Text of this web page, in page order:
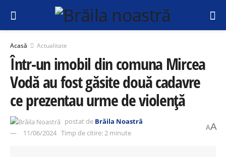
Acasă Actualitate
Într-un imobil din comuna Mircea
Vodă au fost găsite două cadavre
ce prezentau urme de violență
postat de Brăila Noastră
11/06/2024 Timp de citire: 2 minute
AA